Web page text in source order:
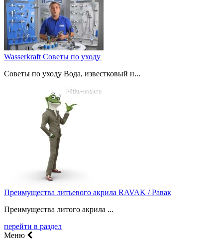
Wasserkraft Советы по уходу
Советы по уходу Вода, известковый н...
Преимущества литьевого акрила RAVAK / Равак
Преимущества литого акрила ...
перейти в раздел
Меню